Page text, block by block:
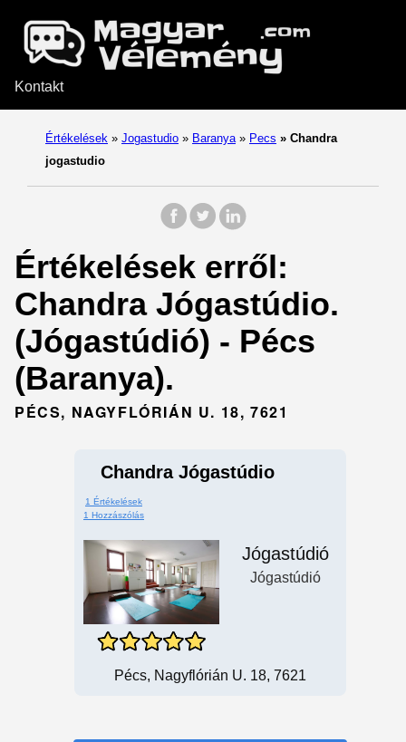
Kontakt
Értékelések » Jogastudio » Baranya » Pecs » Chandra
jogastudio
Értékelések erről:
Chandra Jógastúdio.
(Jógastúdió) - Pécs
(Baranya).
PÉCS, NAGYFLÓRIÁN U. 18, 7621
Chandra Jógastúdio
1 Értékelések
1 Hozzászólás
Jógastúdió
Jógastúdió
Pécs, Nagyflórián U. 18, 7621